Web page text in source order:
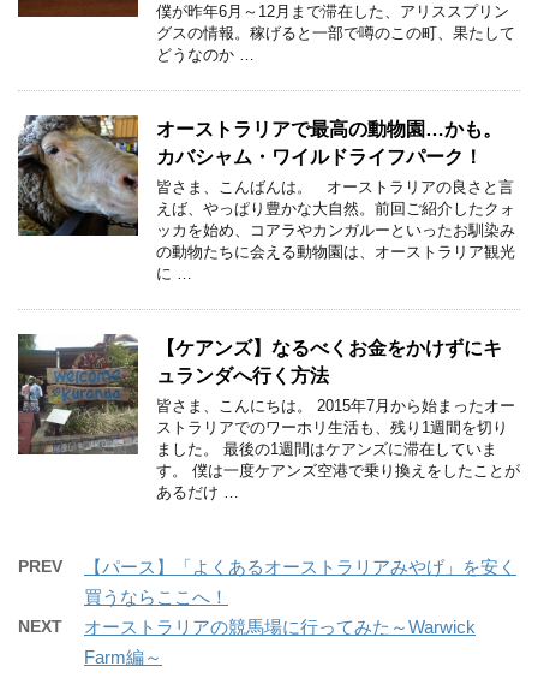
僕が昨年6月～12月まで滞在した、アリススプリン
グスの情報。稼げると一部で噂のこの町、果たして
どうなのか …
オーストラリアで最高の動物園…かも。
カバシャム・ワイルドライフパーク！
皆さま、こんばんは。 オーストラリアの良さと言
えば、やっぱり豊かな大自然。前回ご紹介したクォ
ッカを始め、コアラやカンガルーといったお馴染み
の動物たちに会える動物園は、オーストラリア観光
に …
【ケアンズ】なるべくお金をかけずにキ
ュランダへ行く方法
皆さま、こんにちは。 2015年7月から始まったオー
ストラリアでのワーホリ生活も、残り1週間を切り
ました。 最後の1週間はケアンズに滞在していま
す。 僕は一度ケアンズ空港で乗り換えをしたことが
あるだけ …
PREV
【パース】「よくあるオーストラリアみやげ」を安く
買うならここへ！
NEXT
オーストラリアの競馬場に行ってみた～Warwick
Farm編～